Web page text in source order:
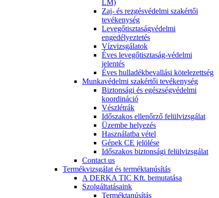
LM)
Zaj- és rezgésvédelmi szakértői
tevékenység
Levegőtisztaságvédelmi
engedélyeztetés
Vízvizsgálatok
Éves levegőtisztaság-védelmi
jelentés
Éves hulladékbevallási kötelezettség
Munkavédelmi szakértői tevékenység
Biztonsági és egészségvédelmi
koordináció
Vészlétrák
Időszakos ellenőrző felülvizsgálat
Üzembe helyezés
Használatba vétel
Gépek CE jelölése
Időszakos biztonsági felülvizsgálat
Contact us
Termékvizsgálat és terméktanúsítás
A DERKA TIC Kft. bemutatása
Szolgáltatásaink
Terméktanúsítás